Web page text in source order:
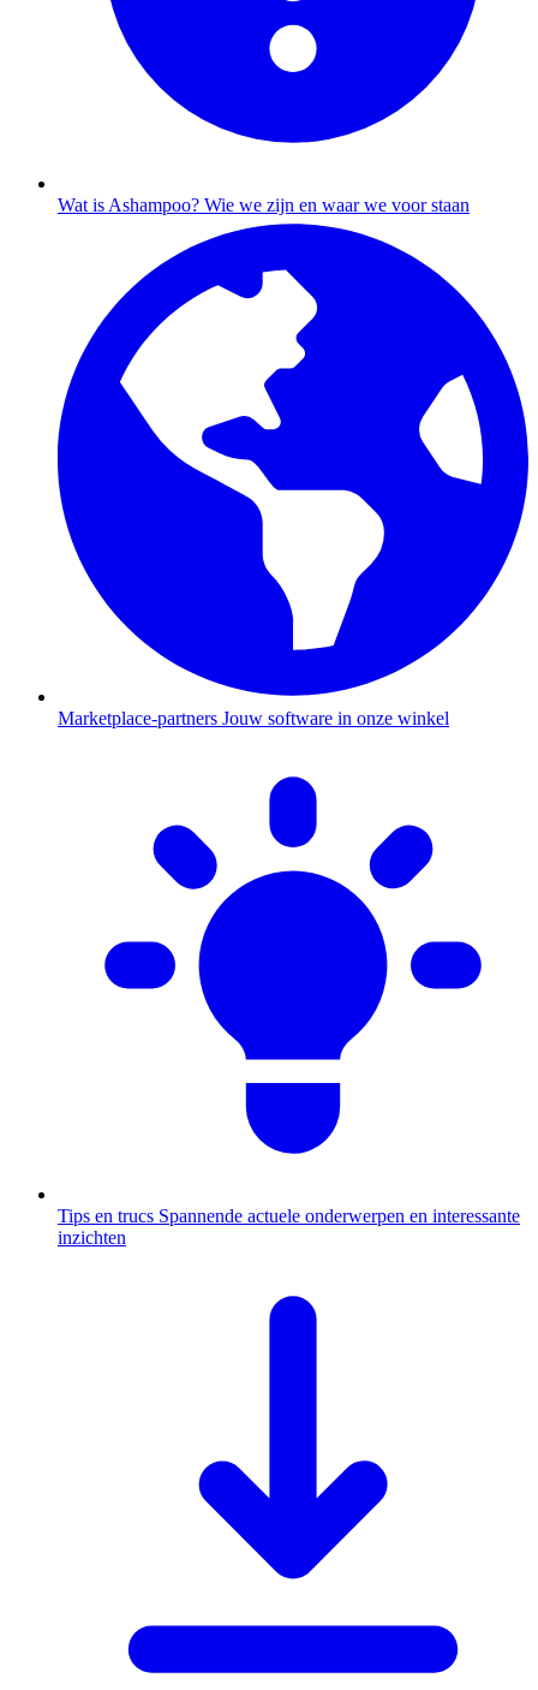
Wat is Ashampoo? Wie we zijn en waar we voor staan
Marketplace-partners Jouw software in onze winkel
Tips en trucs Spannende actuele onderwerpen en interessante
inzichten